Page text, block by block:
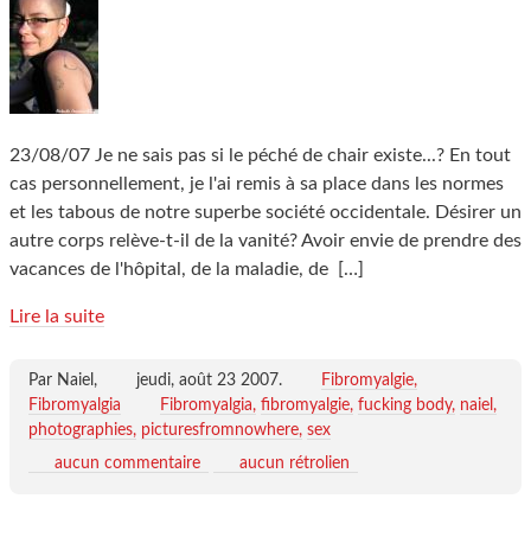
23/08/07 Je ne sais pas si le péché de chair existe...? En tout
cas personnellement, je l'ai remis à sa place dans les normes
et les tabous de notre superbe société occidentale. Désirer un
autre corps relève-t-il de la vanité? Avoir envie de prendre des
vacances de l'hôpital, de la maladie, de
[…]
Lire la suite
Par Naiel, jeudi, août 23 2007.
Fibromyalgie,
Fibromyalgia
Fibromyalgia fibromyalgie fucking body naiel
photographies picturesfromnowhere sex
aucun commentaire
aucun rétrolien